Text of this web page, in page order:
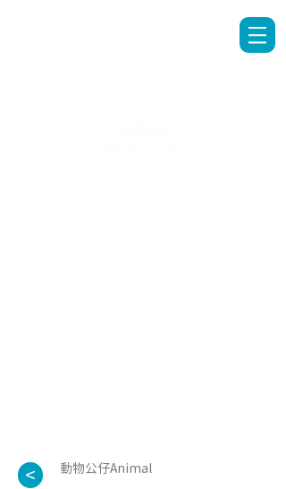
< 動物公仔Animal